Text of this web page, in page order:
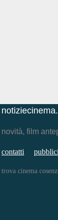
novità, film
contatti
trova cinema